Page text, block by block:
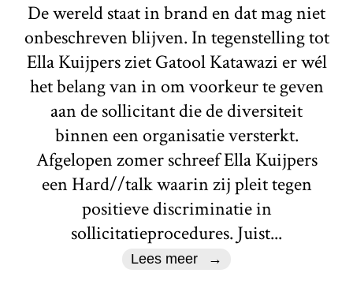
De wereld staat in brand en dat mag niet
onbeschreven blijven. In tegenstelling tot
Ella Kuijpers ziet Gatool Katawazi er wél
het belang van in om voorkeur te geven
aan de sollicitant die de diversiteit
binnen een organisatie versterkt.
Afgelopen zomer schreef Ella Kuijpers
een Hard//talk waarin zij pleit tegen
positieve discriminatie in
sollicitatieprocedures. Juist...
Lees meer